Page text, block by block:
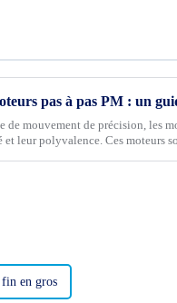
mouvement de précision, les
leur polyvalence. Ces moteurs
fin en gros